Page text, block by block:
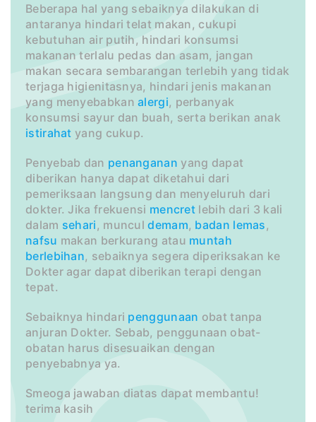
Beberapa hal yang sebaiknya dilakukan di
antaranya hindari telat makan, cukupi
kebutuhan air putih, hindari konsumsi
makanan terlalu pedas dan asam, jangan
makan secara sembarangan terlebih yang tidak
terjaga higienitasnya, hindari jenis makanan
yang menyebabkanalergi, perbanyak
konsumsi sayur dan buah, serta berikan anak
istirahat yang cukup.
Penyebab dan penanganan yang dapat
diberikan hanya dapat diketahui dari
pemeriksaan langsung dan menyeluruh dari
dokter. Jika frekuensi mencret lebih dari 3 kali
dalam sehari , munculdemam, badan lemas ,
nafsu makan berkurang atau muntah
berlebihan, sebaiknya segera diperiksakan ke
Dokter agar dapat diberikan terapi dengan
tepat.
Sebaiknya hindari penggunaan obat tanpa
anjuran Dokter. Sebab, penggunaan obat-
obatan harus disesuaikan dengan
penyebabnya ya.
Smeoga jawaban diatas dapat membantu!
terima kasih